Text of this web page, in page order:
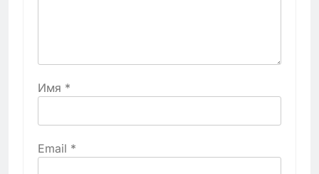
Имя *
Email *